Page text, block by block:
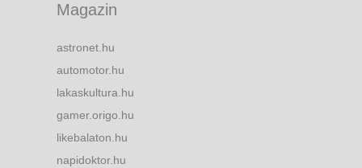
Magazin
astronet.hu
automotor.hu
lakaskultura.hu
gamer.origo.hu
likebalaton.hu
napidoktor.hu